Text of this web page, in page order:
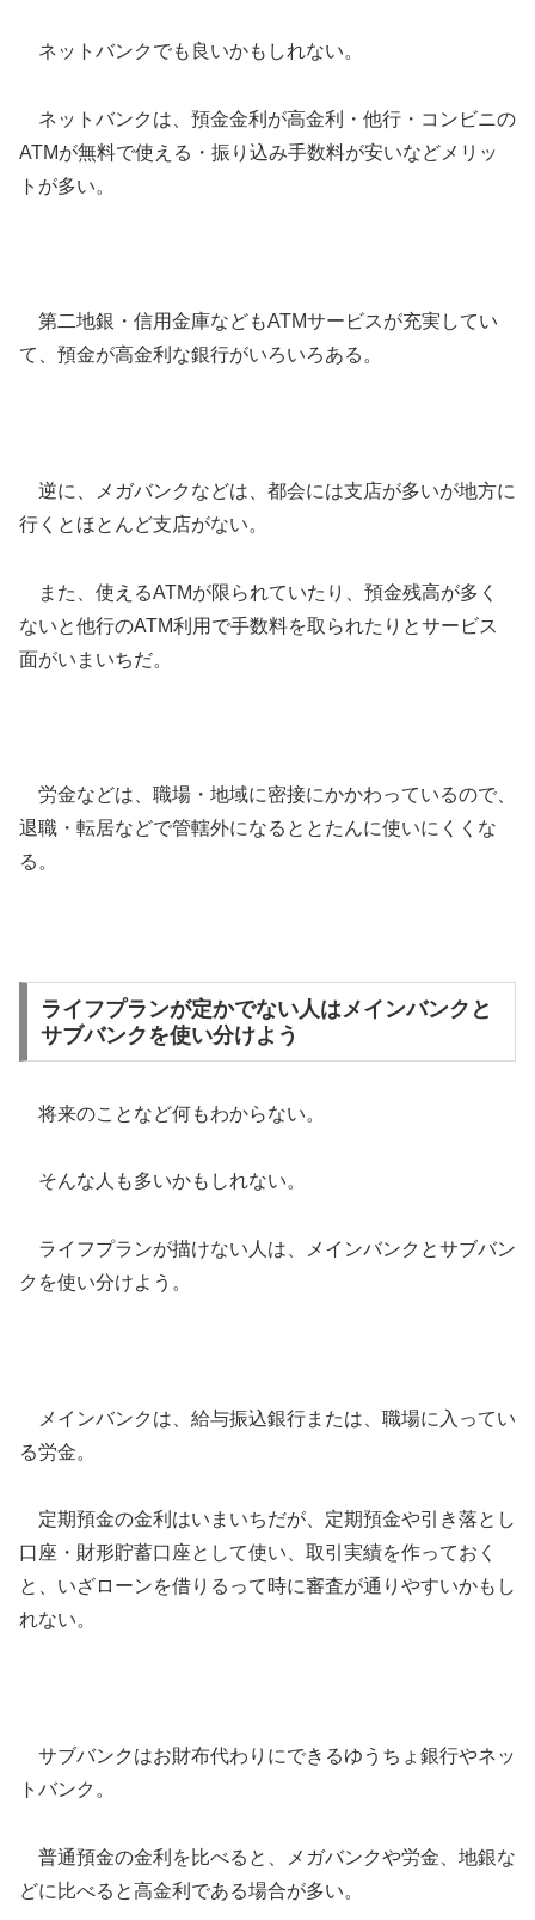
ネットバンクでも良いかもしれない。
ネットバンクは、預金金利が高金利・他行・コンビニの
ATMが無料で使える・振り込み手数料が安いなどメリッ
トが多い。
第二地銀・信用金庫などもATMサービスが充実してい
て、預金が高金利な銀行がいろいろある。
逆に、メガバンクなどは、都会には支店が多いが地方に
行くとほとんど支店がない。
また、使えるATMが限られていたり、預金残高が多く
ないと他行のATM利用で手数料を取られたりとサービス
面がいまいちだ。
労金などは、職場・地域に密接にかかわっているので、
退職・転居などで管轄外になるととたんに使いにくくな
る。
ライフプランが定かでない人はメインバンクと
サブバンクを使い分けよう
将来のことなど何もわからない。
そんな人も多いかもしれない。
ライフプランが描けない人は、メインバンクとサブバン
クを使い分けよう。
メインバンクは、給与振込銀行または、職場に入ってい
る労金。
定期預金の金利はいまいちだが、定期預金や引き落とし
口座・財形貯蓄口座として使い、取引実績を作っておく
と、いざローンを借りるって時に審査が通りやすいかもし
れない。
サブバンクはお財布代わりにできるゆうちょ銀行やネッ
トバンク。
普通預金の金利を比べると、メガバンクや労金、地銀な
どに比べると高金利である場合が多い。